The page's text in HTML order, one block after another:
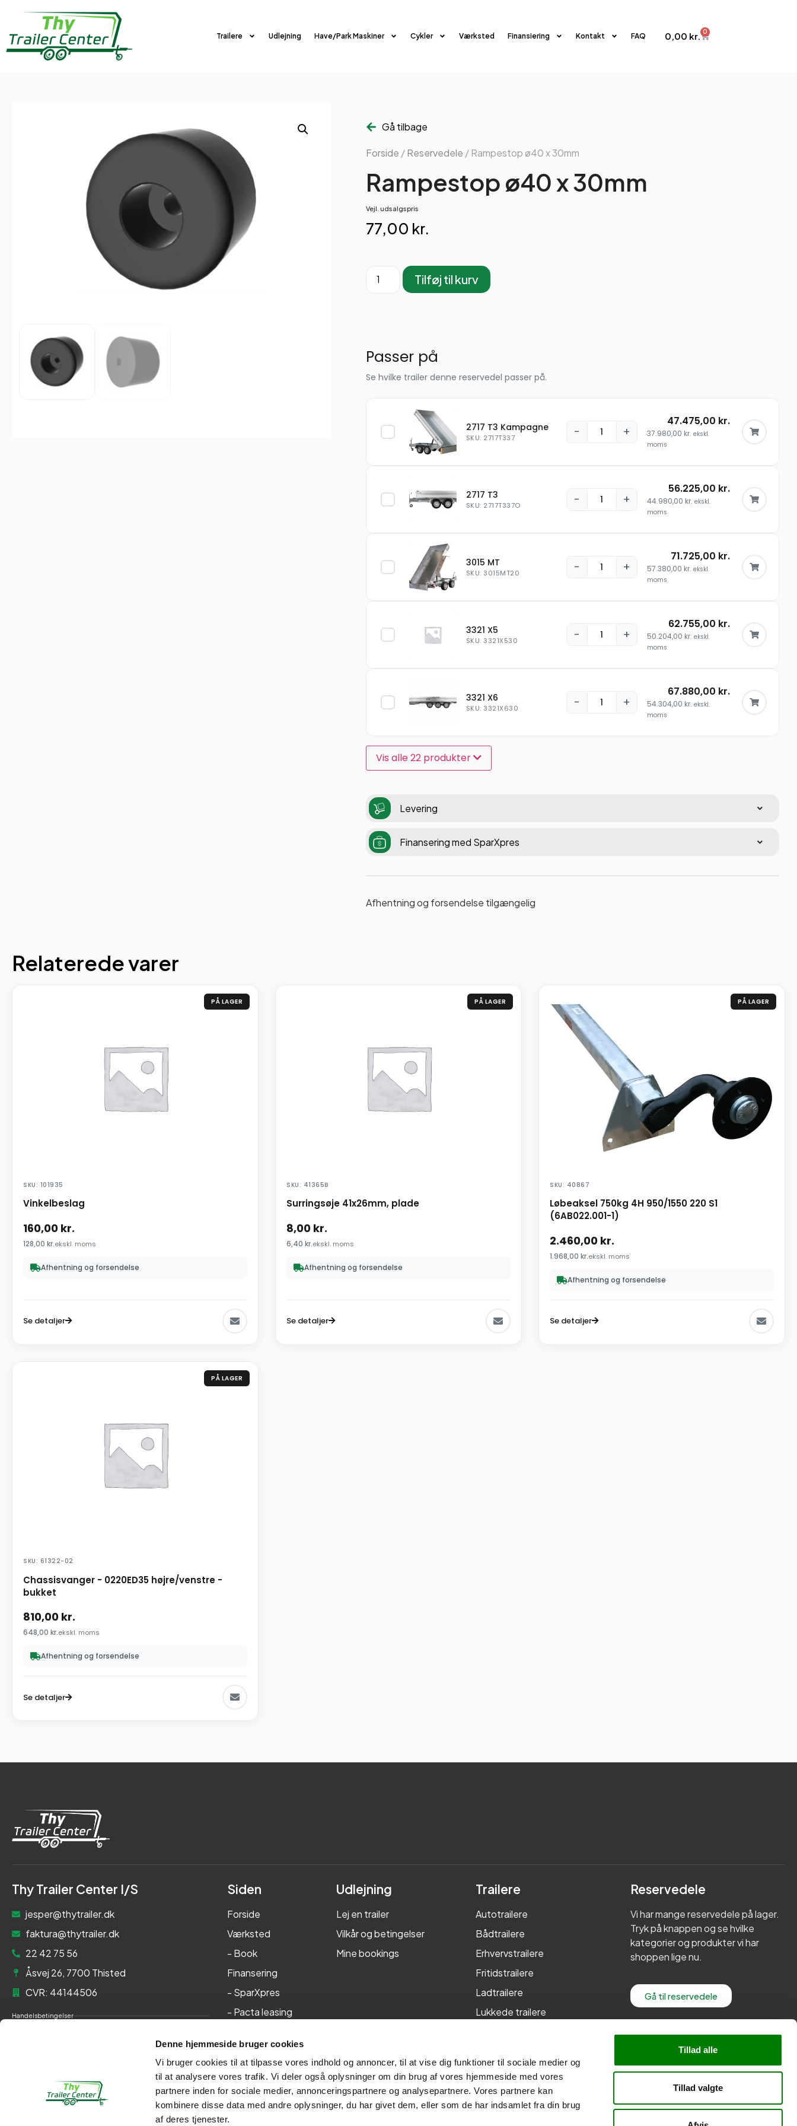
Denne hjemmeside bruger cookies
Vi bruger cookies til at tilpasse vores indhold og annoncer, til at vise dig funktioner til sociale medier og
til at analysere vores trafik. Vi deler også oplysninger om din brug af vores hjemmeside med vores
partnere inden for sociale medier, annonceringspartnere og analysepartnere. Vores partnere kan
kombinere disse data med andre oplysninger, du har givet dem, eller som de har indsamlet fra din brug
af deres tjenester.
Tillad alle
Tillad valgte
Trailere Udlejning Have/Park Maskiner Cykler Værksted Finansiering Kontakt FAQ 0,00 kr. 0
Gå tilbage
Forside /Reservedele / Rampestop ø40 x 30mm
Rampestop ø40 x 30mm
Vejl. udsalgspris
77,00 kr.
Tilføj til kurv
Passer på
Se hvilke trailer denne reservedel passer på.
2717 T3 Kampagne
SKU: 2717T337 − +
47.475,00 kr.
37.980,00 kr. ekskl.
moms
2717 T3
SKU: 2717T337O − +
56.225,00 kr.
44.980,00 kr. ekskl.
moms
3015 MT
SKU: 3015MT20 − +
71.725,00 kr.
57.380,00 kr. ekskl.
moms
3321 X5
SKU: 3321X530 − +
62.755,00 kr.
50.204,00 kr. ekskl.
moms
3321 X6
SKU: 3321X630 − +
67.880,00 kr.
54.304,00 kr. ekskl.
moms
Vis alle 22 produkter
Levering
Finansering med SparXpres
Afhentning og forsendelse tilgængelig
Relaterede varer
PÅ LAGER
SKU: 101935
Vinkelbeslag
160,00 kr.
128,00 kr.ekskl. moms
Afhentning og forsendelse
Se detaljer
PÅ LAGER
SKU: 41365B
Surringsøje 41x26mm, plade
8,00 kr.
6,40 kr.ekskl. moms
Afhentning og forsendelse
Se detaljer
PÅ LAGER
SKU: 40867
Løbeaksel 750kg 4H 950/1550 220 S1
(6AB022.001-1)
2.460,00 kr.
1.968,00 kr.ekskl. moms
Afhentning og forsendelse
Se detaljer
PÅ LAGER
SKU: 61322-02
Chassisvanger - 0220ED35 højre/venstre -
bukket
810,00 kr.
648,00 kr.ekskl. moms
Afhentning og forsendelse
Se detaljer
Thy Trailer Center I/S
jesper@thytrailer.dk
faktura@thytrailer.dk
22 42 75 56
Åsvej 26, 7700 Thisted
CVR: 44144506
Handelsbetingelser
Siden
Forside
Værksted
- Book
Finansering
- SparXpres
- Pacta leasing
Kontakt
Udlejning
Lej en trailer
Vilkår og betingelser
Mine bookings
Trailere
Autotrailere
Bådtrailere
Erhvervstrailere
Fritidstrailere
Ladtrailere
Lukkede trailere
Reservedele
Vi har mange reservedele på lager.
Tryk på knappen og se hvilke
kategorier og produkter vi har
shoppen lige nu.
Gå til reservedele